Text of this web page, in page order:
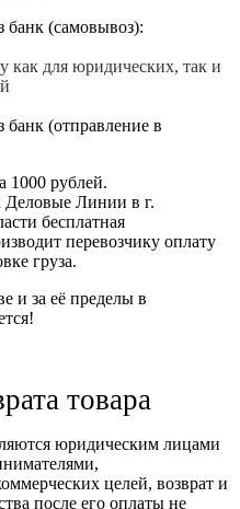
(самовывоз):
как для юридических, так и
(отправление в
1000 рублей.
Деловые Линии в г.
бесплатная
перевозчику оплату
груза.
и за её пределы в
товара
юридическим лицами
целей, возврат и
после его оплаты не